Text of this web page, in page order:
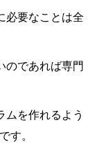
必要なことは全
のであれば専門
ムを作れるよう
す。